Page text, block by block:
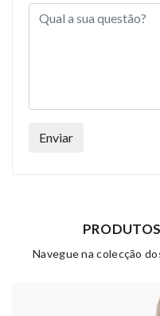
Enviar
Navegue na colecção